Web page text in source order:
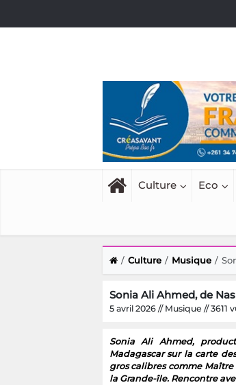
Culture Eco
Culture Musique
Sonia Ali Ahmed, de
5 avril 2026 // Musique // 3611
Sonia Ali Ahmed,
Madagascar sur la carte
gros calibres comme Maître
la Grande-île. Rencontre